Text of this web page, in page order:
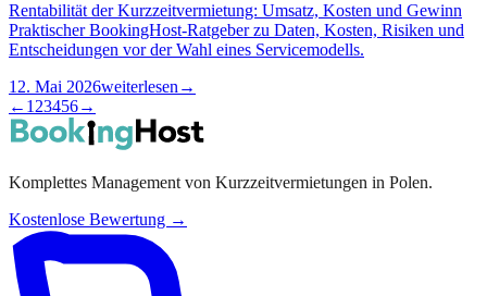
Rentabilität der Kurzzeitvermietung: Umsatz, Kosten und Gewinn
Praktischer BookingHost-Ratgeber zu Daten, Kosten, Risiken und
Entscheidungen vor der Wahl eines Servicemodells.
12. Mai 2026weiterlesen →
← 1 23456→
Komplettes Management von Kurzzeitvermietungen in Polen.
Kostenlose Bewertung →